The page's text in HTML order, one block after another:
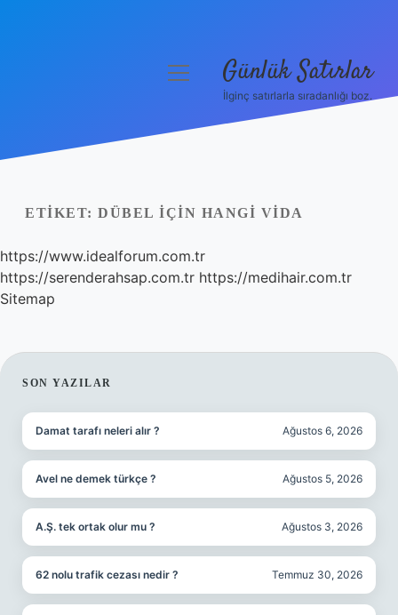
Yasal Uyarı
Hakkımızda
menüyü Günlük Satırlar
İlginç satırlarla sıradanlığı boz.
ETIKET: DÜBEL IÇIN HANGI VIDA
https://www.idealforum.com.tr
https://serenderahsap.com.tr https://medihair.com.tr
Sitemap
SIDEBAR
SON YAZILAR
Damat tarafı neleri alır ? Ağustos 6, 2026
Avel ne demek türkçe ? Ağustos 5, 2026
A.Ş. tek ortak olur mu ? Ağustos 3, 2026
62 nolu trafik cezası nedir ? Temmuz 30, 2026